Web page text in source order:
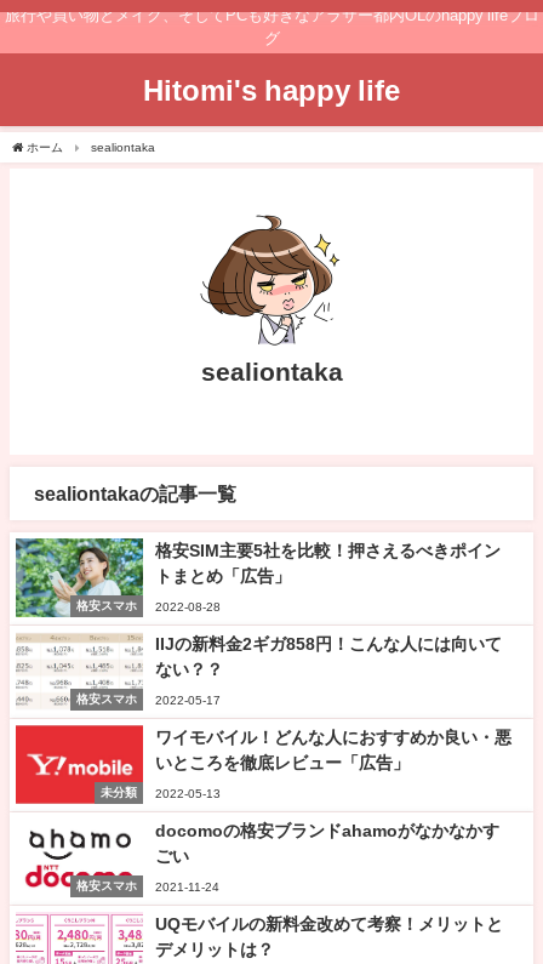
旅行や買い物とメイク、そしてPCも好きなアラサー都内OLのhappy lifeブロ
グ
Hitomi's happy life
ホーム sealiontaka
sealiontaka
sealiontakaの記事一覧
格安スマホ
格安SIM主要5社を比較！押さえるべきポイン
トまとめ「広告」
2022-08-28
格安スマホ
IIJの新料金2ギガ858円！こんな人には向いて
ない？？
2022-05-17
未分類
ワイモバイル！どんな人におすすめか良い・悪
いところを徹底レビュー「広告」
2022-05-13
格安スマホ
docomoの格安ブランドahamoがなかなかす
ごい
2021-11-24
UQモバイルの新料金改めて考察！メリットと
デメリットは？